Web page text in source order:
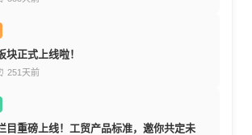
块正式上线啦！
251天前
目重磅上线！工贸产品标准，邀你共定未